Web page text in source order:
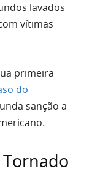
lavados
vítimas
primeira
do
sanção a